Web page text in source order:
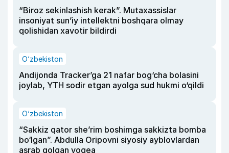
“Biroz sekinlashish kerak”. Mutaxassislar
insoniyat sun’iy intellektni boshqara olmay
qolishidan xavotir bildirdi
O‘zbekiston
Andijonda Tracker’ga 21 nafar bog‘cha bolasini
joylab, YTH sodir etgan ayolga sud hukmi o‘qildi
O‘zbekiston
“Sakkiz qator she’rim boshimga sakkizta bomba
bo‘lgan”. Abdulla Oripovni siyosiy ayblovlardan
asrab qolgan voqea